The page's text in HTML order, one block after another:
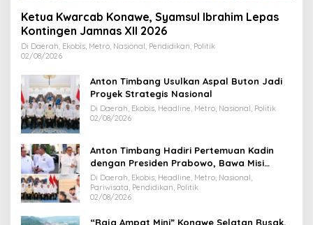
Ketua Kwarcab Konawe, Syamsul Ibrahim Lepas
Kontingen Jamnas XII 2026
Di Daerah, Ekobis, Metro, Nasional, Pendidikan, Politik
02/08/2026
Anton Timbang Usulkan Aspal Buton Jadi
Proyek Strategis Nasional
Di Daerah, Ekobis, Headline, Metro, Nasional, Politik
02/08/2026
Anton Timbang Hadiri Pertemuan Kadin
dengan Presiden Prabowo, Bawa Misi
Majukan Ekonomi Sultra
Di Daerah, Ekobis, Headline, Metro, Nasional,
Pariwisata, Pendidikan, Politik
02/08/2026
“Raja Ampat Mini” Konawe Selatan Rusak,